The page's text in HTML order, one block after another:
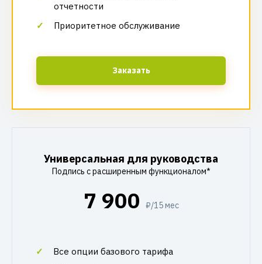
отчетности
Приоритетное обслуживание
Заказать
Универсальная для руководства
Подпись с расширенным функционалом*
7 900 ₽/15 мес
Все опции базового тарифа